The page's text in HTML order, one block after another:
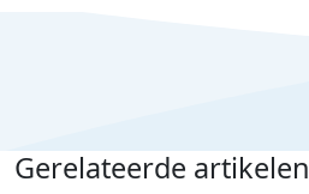
Gerelateerde artikelen